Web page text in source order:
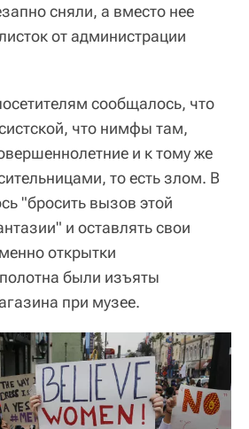
сняли, а вместо нее
от администрации
сообщалось, что
что нимфы там,
и к тому же
то есть злом. В
"бросить вызов этой
и оставлять свои
открытки
были изъяты
при музее.